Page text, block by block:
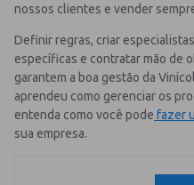
nossos clientes e vender
Definir regras, criar
específicas e contratar mão de
garantem a boa gestão da
aprendeu como gerenciar os
entenda como você pode fazer
sua empresa.